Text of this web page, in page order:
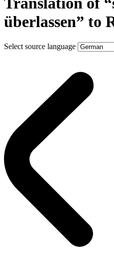
überlassen” to
Select source language